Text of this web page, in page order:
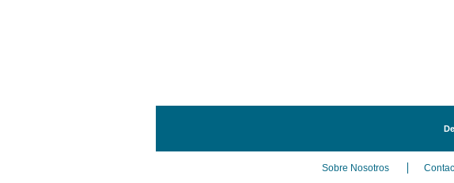
Sobre Nosotros